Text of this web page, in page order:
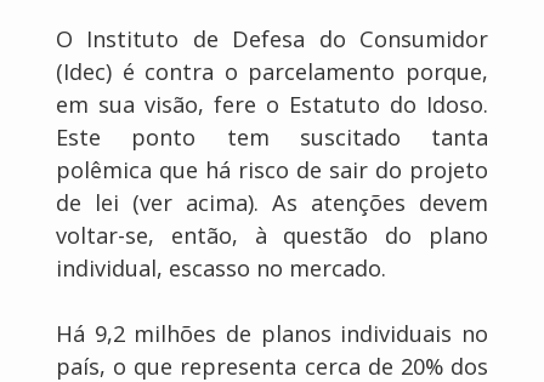
O Instituto de Defesa do Consumidor
(Idec) é contra o parcelamento porque,
em sua visão, fere o Estatuto do Idoso.
Este ponto tem suscitado tanta
polêmica que há risco de sair do projeto
de lei (ver acima). As atenções devem
voltar-se, então, à questão do plano
individual, escasso no mercado.
Há 9,2 milhões de planos individuais no
país, o que representa cerca de 20% dos